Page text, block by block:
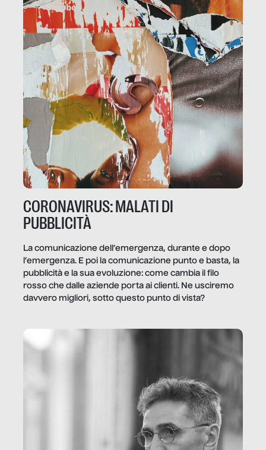
CORONAVIRUS: MALATI DI
PUBBLICITÀ
La comunicazione dell’emergenza, durante e dopo
l’emergenza. E poi la comunicazione punto e basta, la
pubblicità e la sua evoluzione: come cambia il filo
rosso che dalle aziende porta ai clienti. Ne usciremo
davvero migliori, sotto questo punto di vista?